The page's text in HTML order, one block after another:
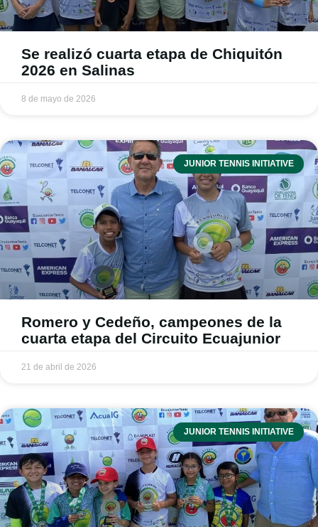
Se realizó cuarta etapa de Chiquitón
2026 en Salinas
8 de mayo de 2026
JUNIOR TENNIS INITIATIVE
Romero y Cedeño, campeones de la
cuarta etapa del Circuito Ecuajunior
21 de abril de 2026
JUNIOR TENNIS INITIATIVE